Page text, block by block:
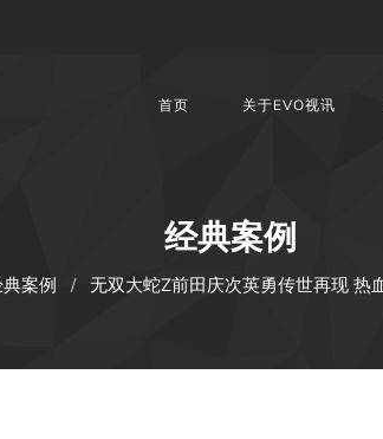
首页 关于EVO视讯
经典案例
案例 无双大蛇Z前田庆次英勇传世再现 热